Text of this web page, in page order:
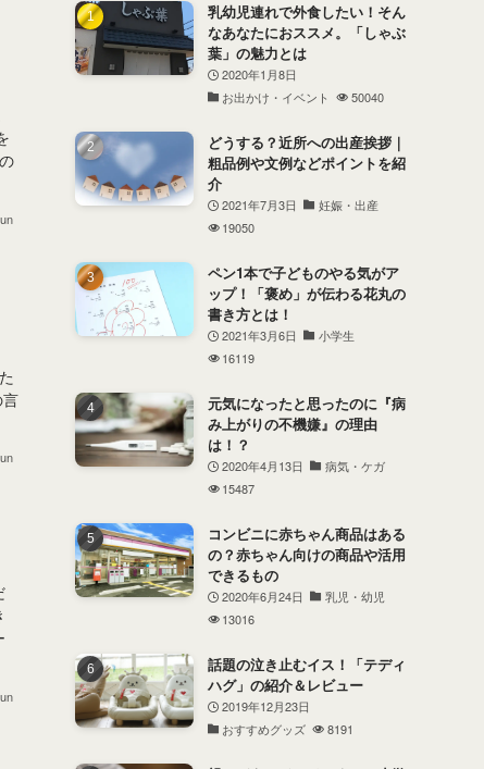
乳幼児連れで外食したい！そん
なあなたにおススメ。「しゃぶ
葉」の魅力とは
2020年1月8日
お出かけ・イベント
50040
どうする？近所への出産挨拶｜
粗品例や文例などポイントを紹
介
2021年7月3日
妊娠・出産
19050
ペン1本で子どものやる気がア
ップ！「褒め」が伝わる花丸の
書き方とは！
2021年3月6日
小学生
16119
元気になったと思ったのに『病
み上がりの不機嫌』の理由
は！？
2020年4月13日
病気・ケガ
15487
コンビニに赤ちゃん商品はある
の？赤ちゃん向けの商品や活用
できるもの
2020年6月24日
乳児・幼児
13016
話題の泣き止むイス！「テディ
ハグ」の紹介＆レビュー
2019年12月23日
おすすめグッズ
8191